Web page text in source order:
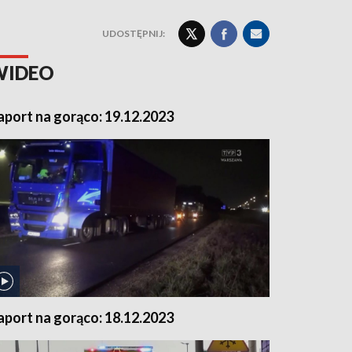
UDOSTĘPNIJ:
na gorąco: 19.12.2023
na gorąco: 18.12.2023